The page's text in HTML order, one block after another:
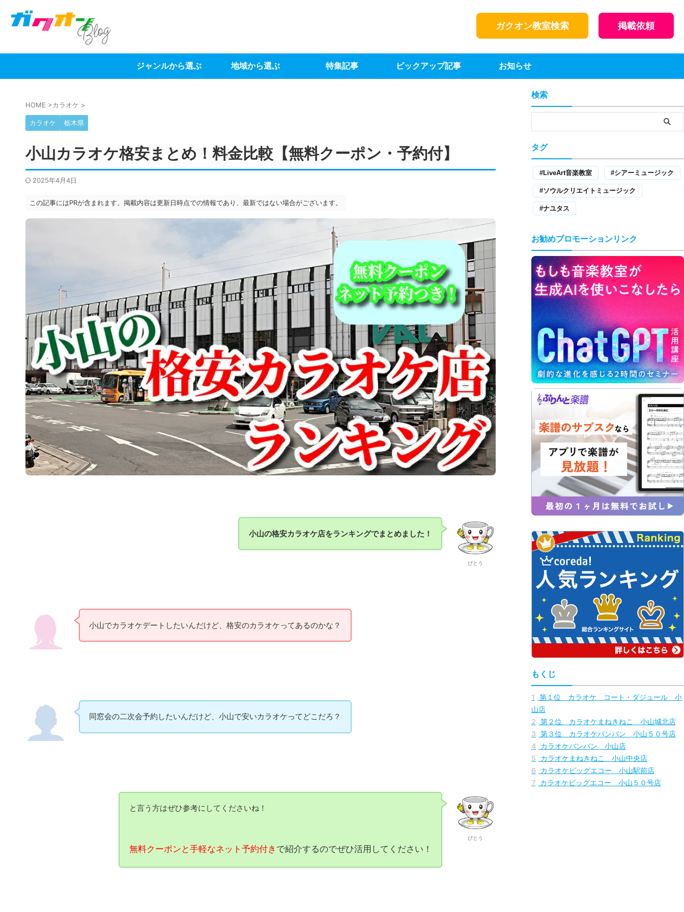
ガクオン教室検索 掲載依頼
ジャンルから選ぶ 地域から選ぶ 特集記事 ピックアップ記事 お知らせ
HOME >カラオケ >
カラオケ 栃木県
小山カラオケ格安まとめ！料金比較【無料クーポン・予約付】
2025年4月4日
この記事にはPRが含まれます。掲載内容は更新日時点での情報であり、最新ではない場合がございます。
びとう
小山の格安カラオケ店をランキングでまとめました！
小山でカラオケデートしたいんだけど、格安のカラオケってあるのかな？
同窓会の二次会予約したいんだけど、小山で安いカラオケってどこだろ？
びとう
と言う方はぜひ参考にしてくださいね！
無料クーポンと手軽なネット予約付き で紹介するのでぜひ活用してください！
検索
タグ
LiveArt音楽教室 シアーミュージック
ソウルクリエイトミュージック
ナユタス
お勧めプロモーションリンク
もくじ
1
第１位 カラオケ コート・ダジュール 小
山店
2 第２位 カラオケまねきねこ 小山城北店
3 第３位 カラオケバンバン 小山５０号店
4 カラオケバンバン 小山店
5
カラオケまねきねこ 小山中央店
6 カラオケビッグエコー 小山駅前店
7 カラオケビッグエコー 小山５０号店